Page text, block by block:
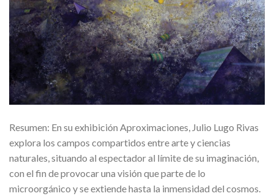
Resumen: En su exhibición Aproximaciones, Julio Lugo Rivas
explora los campos compartidos entre arte y ciencias
naturales, situando al espectador al límite de su imaginación,
con el fin de provocar una visión que parte de lo
microorgánico y se extiende hasta la inmensidad del cosmos.